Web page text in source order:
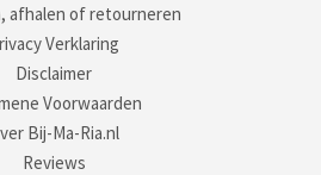
afhalen of retourneren
Verklaring
Disclaimer
Voorwaarden
Bij-Ma-Ria.nl
Reviews